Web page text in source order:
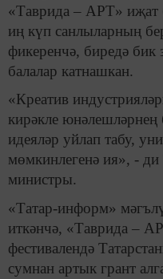
«Таврида – АРТ» иҗат
иң күп санлыларның
фикеренчә, биредә бик
балалар катнашкан.
«Креатив
кирәкле юнәлешләрнең
идеяләр уйлап табу,
мөмкинлегенә ия», -
министры.
«Татар-информ»
иткәнчә, «Таврида –
фестивалендә
сумнан артык грант